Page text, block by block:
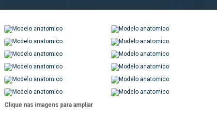
Clique nas imagens para ampliar